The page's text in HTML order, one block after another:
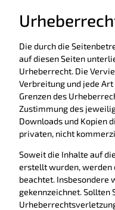
Die durch die
auf diesen Seiten
Urheberrecht. Die
Verbreitung und jede
Grenzen des
Zustimmung des
Downloads und Kopien
privaten, nicht
Soweit die Inhalte auf
erstellt wurden,
beachtet. Insbesondere
gekennzeichnet. Sollten